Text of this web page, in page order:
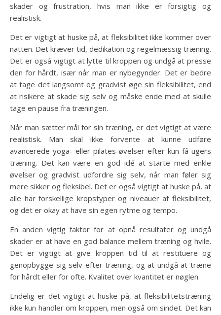
skader og frustration, hvis man ikke er forsigtig og
realistisk.
Det er vigtigt at huske på, at fleksibilitet ikke kommer over
natten. Det kræver tid, dedikation og regelmæssig træning.
Det er også vigtigt at lytte til kroppen og undgå at presse
den for hårdt, især når man er nybegynder. Det er bedre
at tage det langsomt og gradvist øge sin fleksibilitet, end
at risikere at skade sig selv og måske ende med at skulle
tage en pause fra træningen.
Når man sætter mål for sin træning, er det vigtigt at være
realistisk. Man skal ikke forvente at kunne udføre
avancerede yoga- eller pilates-øvelser efter kun få ugers
træning. Det kan være en god idé at starte med enkle
øvelser og gradvist udfordre sig selv, når man føler sig
mere sikker og fleksibel. Det er også vigtigt at huske på, at
alle har forskellige kropstyper og niveauer af fleksibilitet,
og det er okay at have sin egen rytme og tempo.
En anden vigtig faktor for at opnå resultater og undgå
skader er at have en god balance mellem træning og hvile.
Det er vigtigt at give kroppen tid til at restituere og
genopbygge sig selv efter træning, og at undgå at træne
for hårdt eller for ofte. Kvalitet over kvantitet er nøglen.
Endelig er det vigtigt at huske på, at fleksibilitetstræning
ikke kun handler om kroppen, men også om sindet. Det kan